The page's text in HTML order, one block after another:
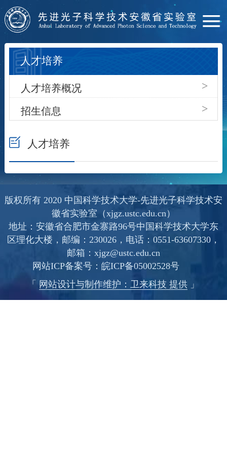
人才培养
人才培养概况 >
招生信息 >
人才培养
版权所有 2020 中国科学技术大学-先进光子科学技术安
徽省实验室（xjgz.ustc.edu.cn）
地址：安徽省合肥市金寨路96号中国科学技术大学东
区理化大楼，邮编：230026，电话：0551-63607330，
邮箱：xjgz@ustc.edu.cn
网站ICP备案号： 皖ICP备05002528号
「
网站设计与制作维护：卫来科技 提供 」